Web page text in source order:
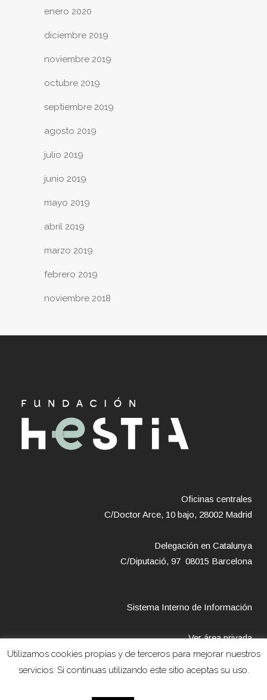
enero 2020
diciembre 2019
noviembre 2019
octubre 2019
septiembre 2019
agosto 2019
julio 2019
junio 2019
mayo 2019
abril 2019
marzo 2019
febrero 2019
noviembre 2018
Oficinas centrales
C/Doctor Arce, 10 bajo, 28002 Madrid
Delegación en Catalunya
C/Diputació, 97 08015 Barcelona
Sistema Interno de Información
Ver área privada
Utilizamos cookies propias y de terceros para mejorar nuestros
servicios. Si continuas utilizando este sitio aceptas su uso.